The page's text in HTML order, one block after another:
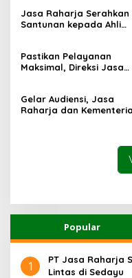
Jasa Raharja Serahkan
Santunan kepada Ahli
Pastikan Pelayanan
Maksimal, Direksi Jasa
Sentosa II
Gelar Audiensi, Jasa
Raharja dan
Popular
1
PT Jasa Raharja
Lintas di Sedayu